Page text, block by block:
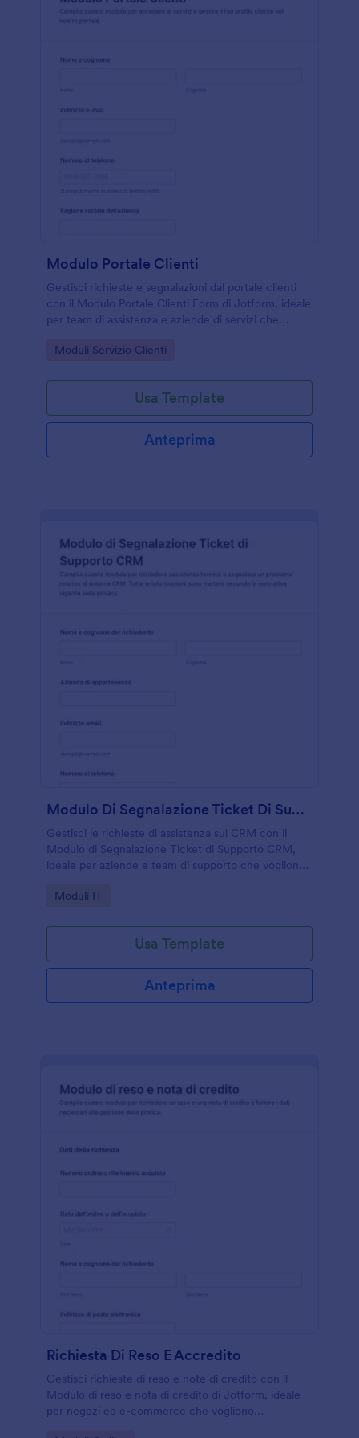
Modulo Portale Clienti
Gestisci richieste e segnalazioni dal portale clienti
con il Modulo Portale Clienti Form di Jotform, ideale
per team di assistenza e aziende di servizi che
modulo.
Go to Category:
Moduli Servizio Clienti
Usa Template
Anteprima
Modulo Di Segnalazione Ticket Di Supporto CRM
Gestisci le richieste di assistenza sul CRM con il
Modulo di Segnalazione Ticket di Supporto CRM,
ideale per aziende e team di supporto che vogliono
risposta in Jotform.
Go to Category:
Moduli IT
Usa Template
Anteprima
Richiesta Di Reso E Accredito
Gestisci richieste di reso e note di credito con il
Modulo di reso e nota di credito di Jotform, ideale
per negozi ed e-commerce che vogliono